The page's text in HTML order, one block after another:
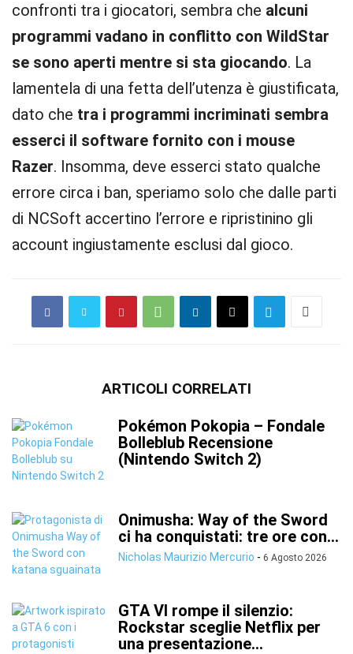
confronti tra i giocatori, sembra che alcuni
programmi vadano in conflitto con WildStar
se sono aperti mentre si sta giocando. La
lamentela di una fetta dell’utenza è giustificata,
dato che tra i programmi incriminati sembra
esserci il software fornito con i mouse
Razer. Insomma, deve esserci stato qualche
errore circa i ban, speriamo solo che dalle parti
di NCSoft accertino l’errore e ripristinino gli
account ingiustamente esclusi dal gioco.
ARTICOLI CORRELATI
Pokémon Pokopia – Fondale
Bolleblub Recensione
(Nintendo Switch 2)
Onimusha: Way of the Sword
ci ha conquistati: tre ore con...
Nicholas Maurizio Mercurio - 6 Agosto 2026
GTA VI rompe il silenzio:
Rockstar sceglie Netflix per
una presentazione...